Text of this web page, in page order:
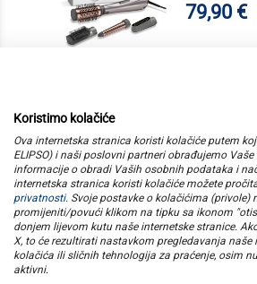
79,90 €
kategorije
elipso
informacije
pratite nas
Koristimo kolačiće
Ova internetska stranica koristi kolačiće putem
ELIPSO) i naši poslovni partneri obrađujemo
informacije o obradi Vaših osobnih podataka i
internetska stranica koristi kolačiće možete
privatnosti. Svoje postavke o kolačićima (privole)
promijeniti/povući klikom na tipku sa ikonom
donjem lijevom kutu naše internetske stranice.
X, to će rezultirati nastavkom pregledavanja naše
kolačića ili sličnih tehnologija za praćenje, osim
aktivni.